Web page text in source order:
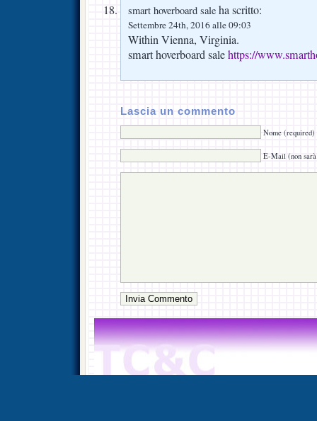
smart hoverboard sale ha scritto:
Settembre 24th, 2016 alle 09:03
Within Vienna, Virginia.
smart hoverboard salehttps://
Lascia un commento
Nome (required)
E-Mail (non